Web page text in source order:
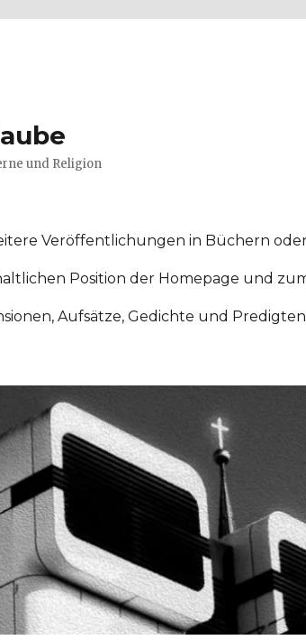
und Religion
Veröffentlichungen in Büchern
Position der Homepage und
Aufsätze, Gedichte und Predigten